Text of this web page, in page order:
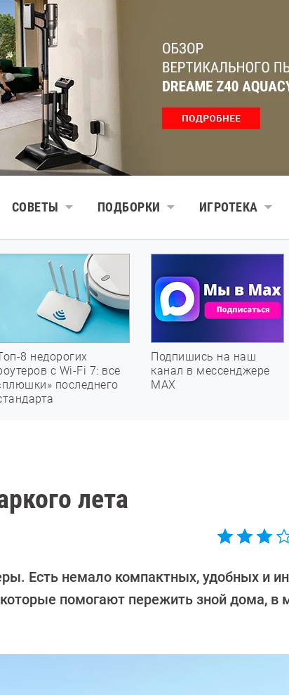
СОВЕТЫ ПОДБОРКИ ИГРОТЕКА
8 недорогих
с Wi-Fi 7: все
последнего
Подпишись на наш
канал в мессенджере
МАХ
лета
Есть немало компактных, удобных и
помогают пережить зной дома, в